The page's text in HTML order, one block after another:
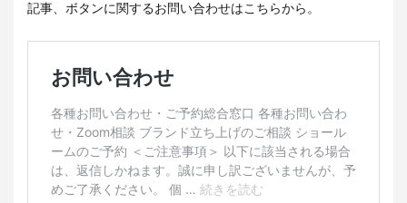
記事、ボタンに関するお問い合わせはこちらから。